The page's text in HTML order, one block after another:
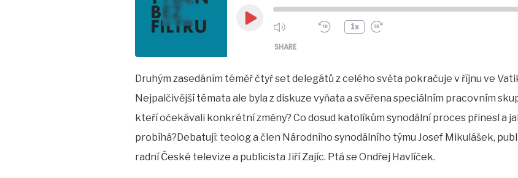
Play
1x
SHARE
SHARE
LINK
EMBED
Druhým zasedáním téměř čtyř set delegátů z celého světa pokračuje v říjnu ve
Nejpalčivější témata ale byla z diskuze vyňata a svěřena speciálním pracovním
kteří očekávali konkrétní změny? Co dosud katolíkům synodální proces přinesl a
probíhá?Debatují: teolog a člen Národního synodálního týmu Josef Mikulášek,
radní České televize a publicista Jiří Zajíc. Ptá se Ondřej Havlíček.